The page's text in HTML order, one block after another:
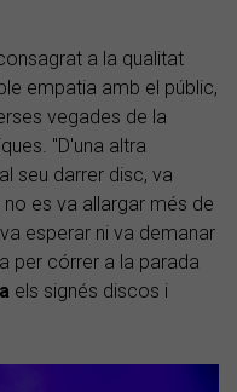
a la qualitat
empatia amb el públic,
vegades de la
"D'una altra
seu darrer disc, va
es va allargar més de
esperar ni va demanar
per córrer a la parada
els signés discos i